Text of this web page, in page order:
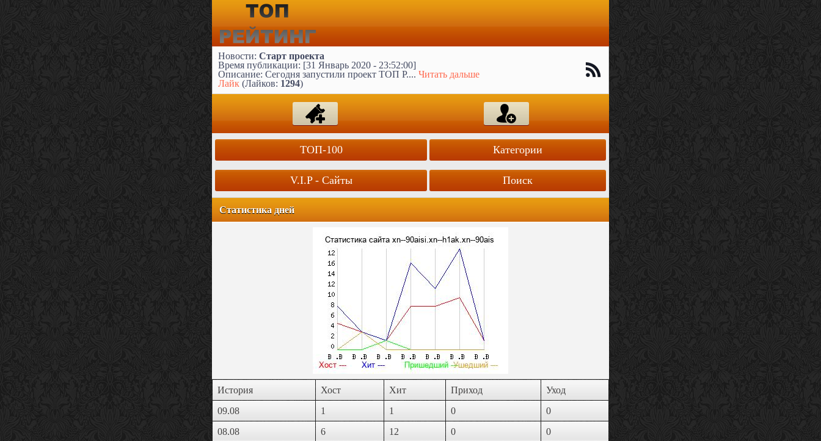
Новости: Старт проекта
Время публикации: [31 Январь 2020 - 23:52:00]
Описание: Сегодня запустили проект ТОП Р.... Читать дальше
Лайк (Лайков: 1294)
ТОП-100
V.I.P - Сайты
Категории
Поиск
Статистика дней
История Хост Хит Приход
Уход
09.08
1 1 0
0
08.08
6 12 0
0